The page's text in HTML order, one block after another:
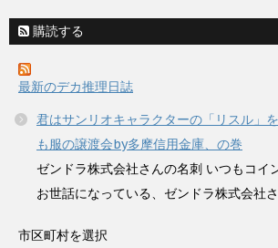
購読する
最新のデカ推理日誌
君はサンリオキャラクターの「リスル」
も服の譲渡会by多摩信用金庫、の巻
ゼンドラ株式会社さんの名刺 いつもコイ
お世話になっている、ゼンドラ株式会社
市区町村を選択